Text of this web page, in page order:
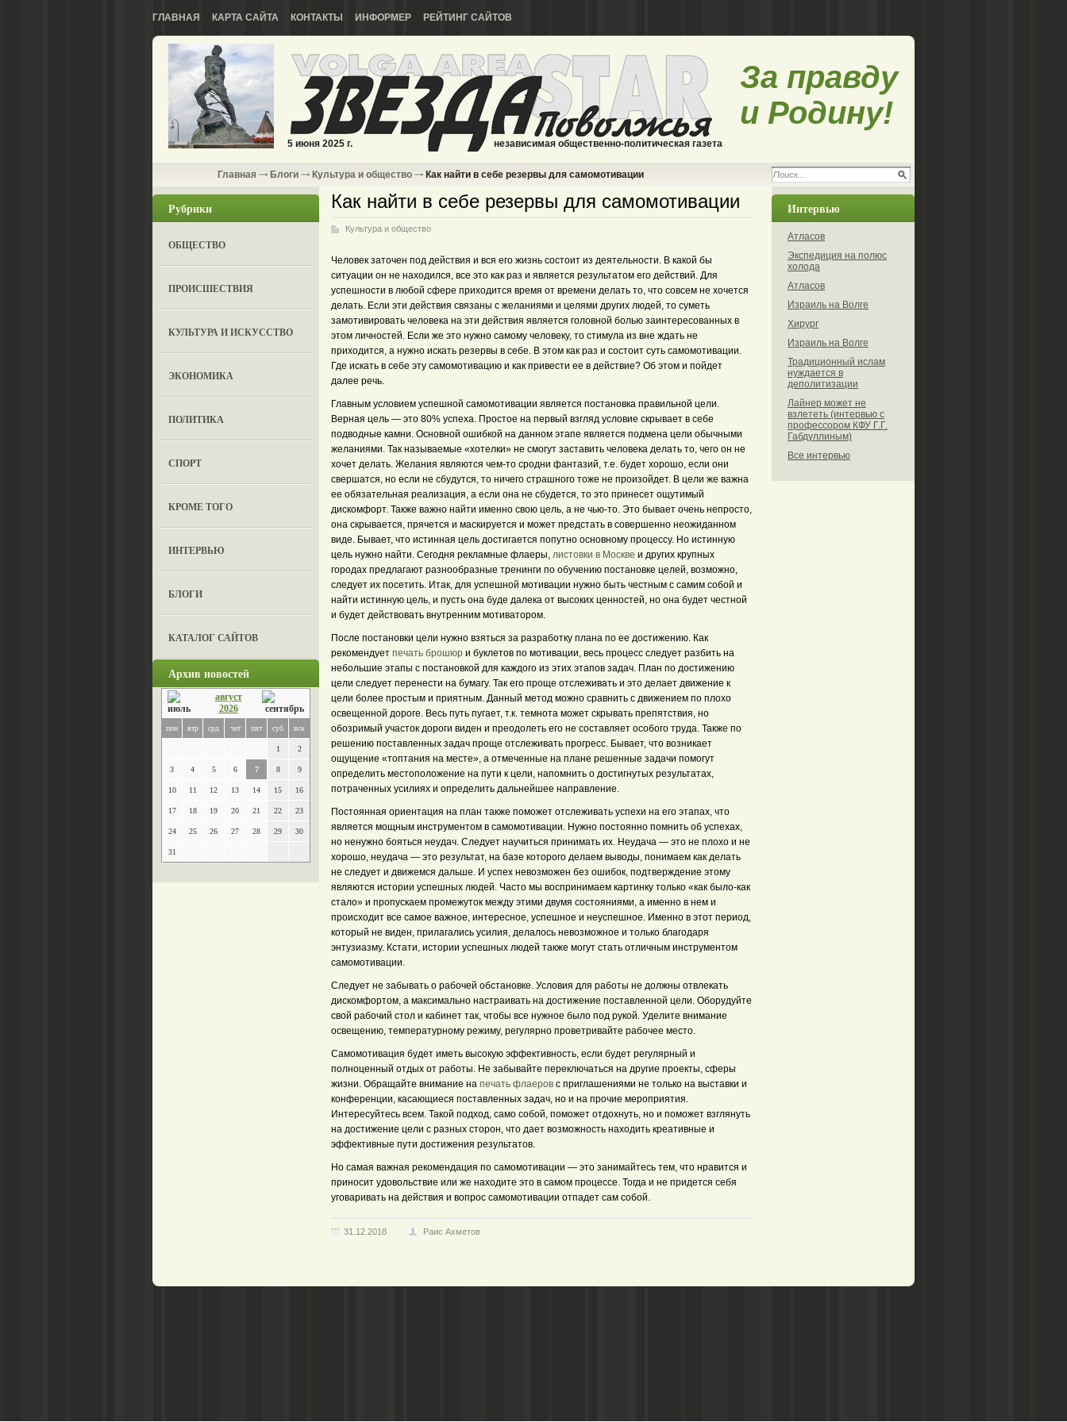
ГЛАВНАЯ КАРТА САЙТА КОНТАКТЫ ИНФОРМЕР РЕЙТИНГ САЙТОВ
5 июня 2025 г. независимая общественно-политическая газета
За правду
и Родину!
Главная Блоги Культура и общество Как найти в себе резервы для самомотивации
Рубрики
ОБЩЕСТВО
ПРОИСШЕСТВИЯ
КУЛЬТУРА И ИСКУССТВО
ЭКОНОМИКА
ПОЛИТИКА
СПОРТ
КРОМЕ ТОГО
ИНТЕРВЬЮ
БЛОГИ
КАТАЛОГ САЙТОВ
Архив новостей
август
2026
пон втр срд чет пят суб вск
1 2
3 4 5 6 7 8 9
10 11 12 13 14 15 16
17 18 19 20 21 22 23
24 25 26 27 28 29 30
31
Как найти в себе резервы для самомотивации
Культура и общество
Человек заточен под действия и вся его жизнь состоит из деятельности. В какой бы
ситуации он не находился, все это как раз и является результатом его действий. Для
успешности в любой сфере приходится время от времени делать то, что совсем не хочется
делать. Если эти действия связаны с желаниями и целями других людей, то суметь
замотивировать человека на эти действия является головной болью заинтересованных в
этом личностей. Если же это нужно самому человеку, то стимула из вне ждать не
приходится, а нужно искать резервы в себе. В этом как раз и состоит суть самомотивации.
Где искать в себе эту самомотивацию и как привести ее в действие? Об этом и пойдет
далее речь.
Главным условием успешной самомотивации является постановка правильной цели.
Верная цель — это 80% успеха. Простое на первый взгляд условие скрывает в себе
подводные камни. Основной ошибкой на данном этапе является подмена цели обычными
желаниями. Так называемые «хотелки» не смогут заставить человека делать то, чего он не
хочет делать. Желания являются чем-то сродни фантазий, т.е. будет хорошо, если они
свершатся, но если не сбудутся, то ничего страшного тоже не произойдет. В цели же важна
ее обязательная реализация, а если она не сбудется, то это принесет ощутимый
дискомфорт. Также важно найти именно свою цель, а не чью-то. Это бывает очень непросто,
она скрывается, прячется и маскируется и может предстать в совершенно неожиданном
виде. Бывает, что истинная цель достигается попутно основному процессу. Но истинную
цель нужно найти. Сегодня рекламные флаеры, листовки в Москве и других крупных
городах предлагают разнообразные тренинги по обучению постановке целей, возможно,
следует их посетить. Итак, для успешной мотивации нужно быть честным с самим собой и
найти истинную цель, и пусть она буде далека от высоких ценностей, но она будет честной
и будет действовать внутренним мотиватором.
После постановки цели нужно взяться за разработку плана по ее достижению. Как
рекомендует печать брошюр и буклетов по мотивации, весь процесс следует разбить на
небольшие этапы с постановкой для каждого из этих этапов задач. План по достижению
цели следует перенести на бумагу. Так его проще отслеживать и это делает движение к
цели более простым и приятным. Данный метод можно сравнить с движением по плохо
освещенной дороге. Весь путь пугает, т.к. темнота может скрывать препятствия, но
обозримый участок дороги виден и преодолеть его не составляет особого труда. Также по
решению поставленных задач проще отслеживать прогресс. Бывает, что возникает
ощущение «топтания на месте», а отмеченные на плане решенные задачи помогут
определить местоположение на пути к цели, напомнить о достигнутых результатах,
потраченных усилиях и определить дальнейшее направление.
Постоянная ориентация на план также поможет отслеживать успехи на его этапах, что
является мощным инструментом в самомотивации. Нужно постоянно помнить об успехах,
но ненужно бояться неудач. Следует научиться принимать их. Неудача — это не плохо и не
хорошо, неудача — это результат, на базе которого делаем выводы, понимаем как делать
не следует и движемся дальше. И успех невозможен без ошибок, подтверждение этому
являются истории успешных людей. Часто мы воспринимаем картинку только «как было-как
стало» и пропускаем промежуток между этими двумя состояниями, а именно в нем и
происходит все самое важное, интересное, успешное и неуспешное. Именно в этот период,
который не виден, прилагались усилия, делалось невозможное и только благодаря
энтузиазму. Кстати, истории успешных людей также могут стать отличным инструментом
самомотивации.
Следует не забывать о рабочей обстановке. Условия для работы не должны отвлекать
дискомфортом, а максимально настраивать на достижение поставленной цели. Оборудуйте
свой рабочий стол и кабинет так, чтобы все нужное было под рукой. Уделите внимание
освещению, температурному режиму, регулярно проветривайте рабочее место.
Самомотивация будет иметь высокую эффективность, если будет регулярный и
полноценный отдых от работы. Не забывайте переключаться на другие проекты, сферы
жизни. Обращайте внимание на печать флаеров с приглашениями не только на выставки и
конференции, касающиеся поставленных задач, но и на прочие мероприятия.
Интересуйтесь всем. Такой подход, само собой, поможет отдохнуть, но и поможет взглянуть
на достижение цели с разных сторон, что дает возможность находить креативные и
эффективные пути достижения результатов.
Но самая важная рекомендация по самомотивации — это занимайтесь тем, что нравится и
приносит удовольствие или же находите это в самом процессе. Тогда и не придется себя
уговаривать на действия и вопрос самомотивации отпадет сам собой.
31.12.2018 Раис Ахметов
Интервью
Атласов
Экспедиция на полюс
холода
Атласов
Израиль на Волге
Хирург
Израиль на Волге
Традиционный ислам
нуждается в
деполитизации
Лайнер может не
взлететь (интервью с
профессором КФУ Г.Г.
Габдуллиным)
Все интервью